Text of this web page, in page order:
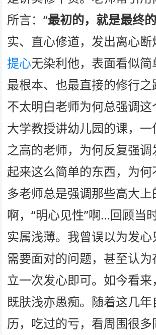
所言：“最初的，就是最终
实、直心修道，发出离心断
提心无染利他，表面看似
最根本、也最直接的修行
不太明白老师为何总强调
大学教授讲幼儿园的课，
之高的老师，为何反复强
起来这么简单的东西，为何
多老师总是强调那些高大上
啊，“明心见性”啊…回顾当
实属浅薄。我曾误以为发
需要面对的问题，甚至认
立一次发心即可。如今看
既肤浅亦愚痴。随着这几年
历，吃过的亏，看周围很多